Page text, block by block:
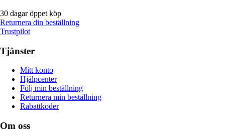
30 dagar öppet köp
Returnera din beställning
Trustpilot
Tjänster
Mitt konto
Hjälpcenter
Följ min beställning
Returnera min beställning
Rabattkoder
Om oss